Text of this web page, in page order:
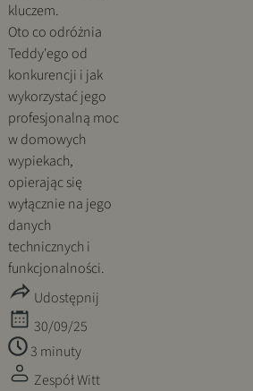
kluczem.
Oto co odróżnia
Teddy'ego od
konkurencji i jak
wykorzystać jego
profesjonalną moc
w domowych
wypiekach,
opierając się
wyłącznie na jego
danych
technicznych i
funkcjonalności.
Udostępnij
30/09/25
3 minuty
Zespół Witt